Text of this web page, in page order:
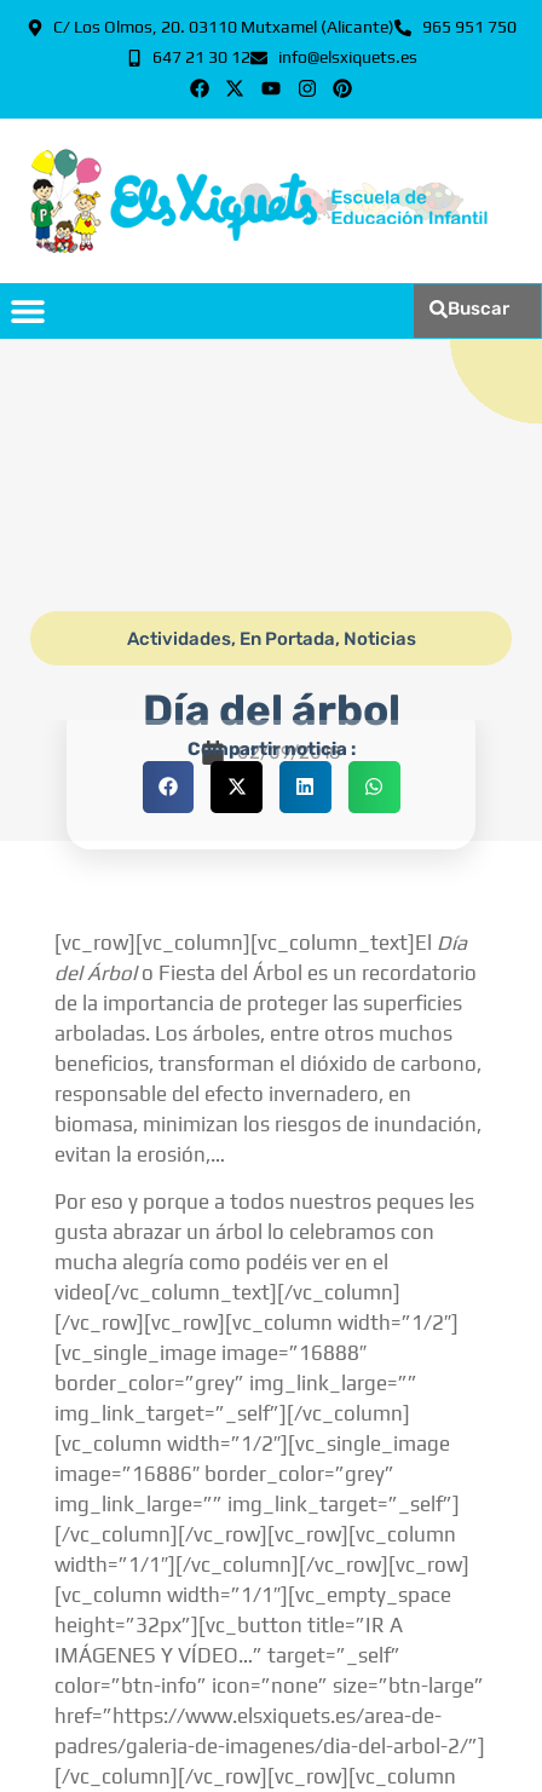
C/ Los Olmos, 20. 03110 Mutxamel (Alicante)
965 951 750
647 21 30 12
info@elsxiquets.es
Buscar
Actividades, En Portada, Noticias
Día del árbol
02/09/2018
Compartir noticia :
[vc_row][vc_column][vc_column_text]El Día
del Árbolo Fiesta del Árbol es un recordatorio
de la importancia de proteger las superficies
arboladas. Los árboles, entre otros muchos
beneficios, transforman el dióxido de carbono,
responsable del efecto invernadero, en
biomasa, minimizan los riesgos de inundación,
evitan la erosión,…
Por eso y porque a todos nuestros peques les
gusta abrazar un árbol lo celebramos con
mucha alegría como podéis ver en el
video[/vc_column_text][/vc_column]
[/vc_row][vc_row][vc_column width=”1/2″]
[vc_single_image image=”16888″
border_color=”grey” img_link_large=””
img_link_target=”_self”][/vc_column]
[vc_column width=”1/2″][vc_single_image
image=”16886″ border_color=”grey”
img_link_large=”” img_link_target=”_self”]
[/vc_column][/vc_row][vc_row][vc_column
width=”1/1″][/vc_column][/vc_row][vc_row]
[vc_column width=”1/1″][vc_empty_space
height=”32px”][vc_button title=”IR A
IMÁGENES Y VÍDEO…” target=”_self”
color=”btn-info” icon=”none” size=”btn-large”
href=”https://www.elsxiquets.es/area-de-
padres/galeria-de-imagenes/dia-del-arbol-2/”]
[/vc_column][/vc_row][vc_row][vc_column